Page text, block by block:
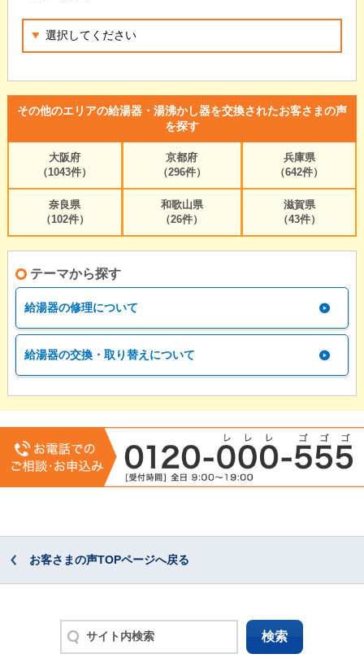
その他のエリアの給湯器・湯沸かし器を交換されたお客さまの声
を探す
大阪府
（1043件）
京都府
（296件）
兵庫県
（642件）
奈良県
（102件）
和歌山県
（26件）
滋賀県
（43件）
テーマから探す
給湯器の修理について
給湯器の交換・取り替えについて
お客さまの声TOPページへ戻る